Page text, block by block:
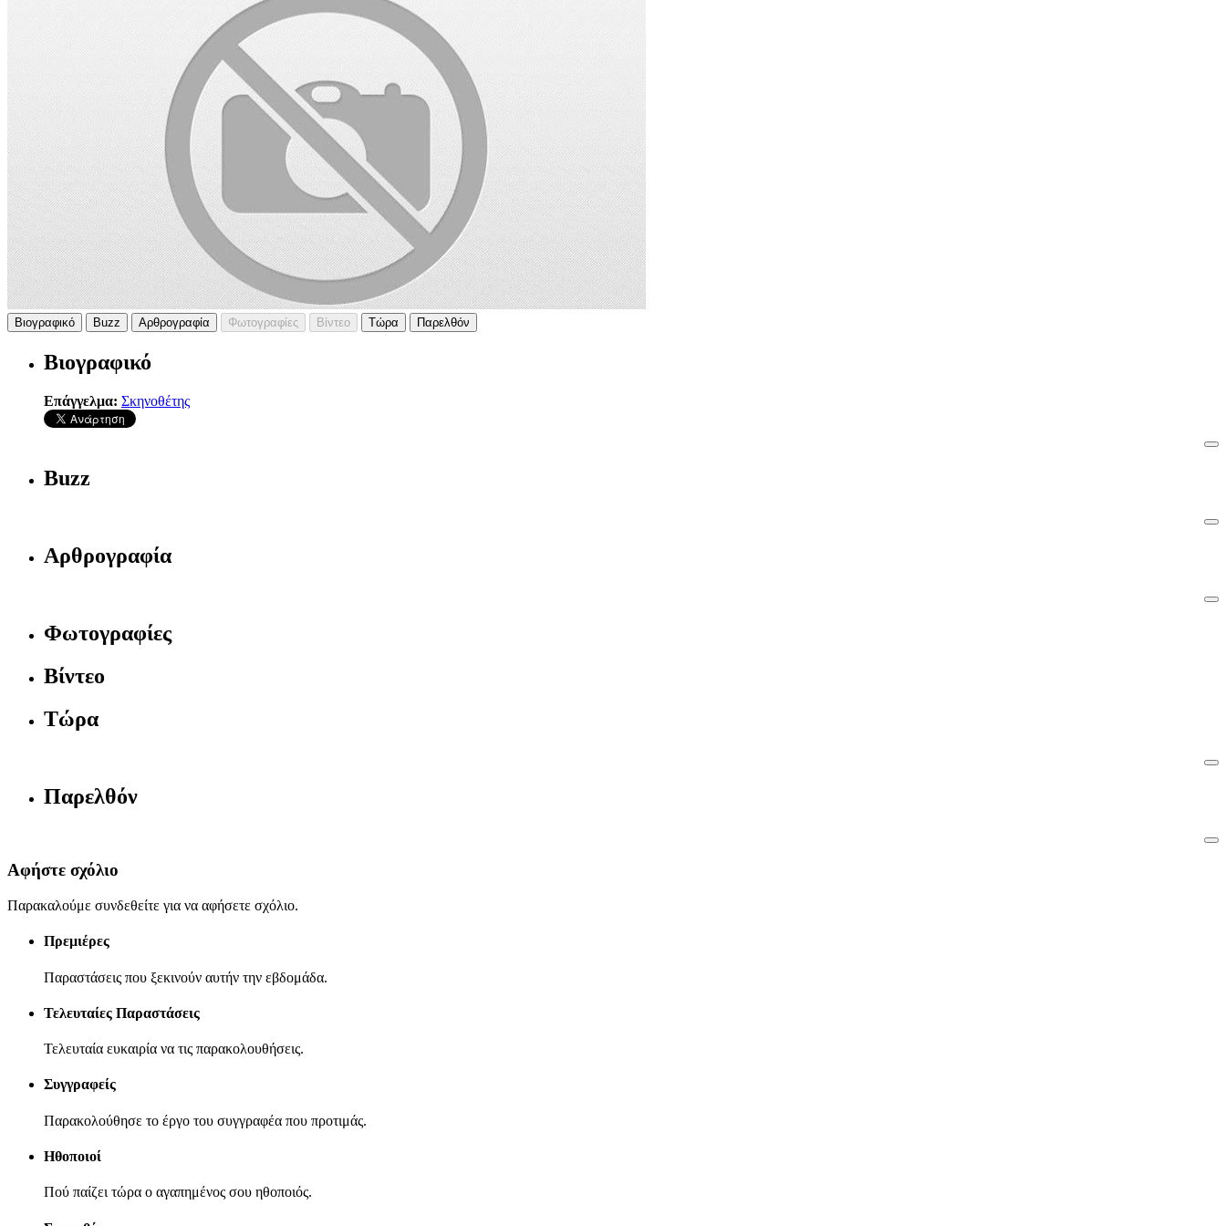
Βιογραφικό Buzz Αρθρογραφία Φωτογραφίες Βίντεο Τώρα Παρελθόν
Βιογραφικό
Επάγγελμα: Σκηνοθέτης
Buzz
Αρθρογραφία
Φωτογραφίες
Βίντεο
Τώρα
Παρελθόν
Αφήστε σχόλιο
Παρακαλούμε συνδεθείτε για να αφήσετε σχόλιο.
Πρεμιέρες
Παραστάσεις που ξεκινούν αυτήν την εβδομάδα.
Τελευταίες Παραστάσεις
Τελευταία ευκαιρία να τις παρακολουθήσεις.
Συγγραφείς
Παρακολούθησε το έργο του συγγραφέα που προτιμάς.
Ηθοποιοί
Πού παίζει τώρα ο αγαπημένος σου ηθοποιός.